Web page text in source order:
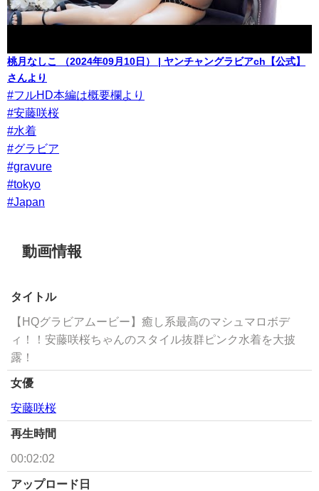
桃月なしこ （2024年09月10日） | ヤンチャングラビアch【公式】
さんより
#フルHD本編は概要欄より
#安藤咲桜
#水着
#グラビア
#gravure
#tokyo
#Japan
動画情報
タイトル
【HQグラビアムービー】癒し系最高のマシュマロボデ
ィ！！安藤咲桜ちゃんのスタイル抜群ピンク水着を大披
露！
女優
安藤咲桜
再生時間
00:02:02
アップロード日